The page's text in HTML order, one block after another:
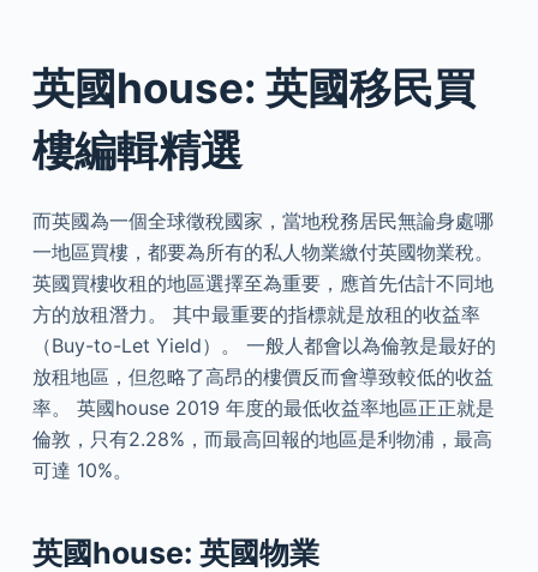
英國house: 英國移民買
樓編輯精選
而英國為一個全球徵稅國家，當地稅務居民無論身處哪
一地區買樓，都要為所有的私人物業繳付英國物業稅。
英國買樓收租的地區選擇至為重要，應首先估計不同地
方的放租潛力。 其中最重要的指標就是放租的收益率
（Buy-to-Let Yield）。 一般人都會以為倫敦是最好的
放租地區，但忽略了高昂的樓價反而會導致較低的收益
率。 英國house 2019 年度的最低收益率地區正正就是
倫敦，只有2.28%，而最高回報的地區是利物浦，最高
可達 10%。
英國house: 英國物業